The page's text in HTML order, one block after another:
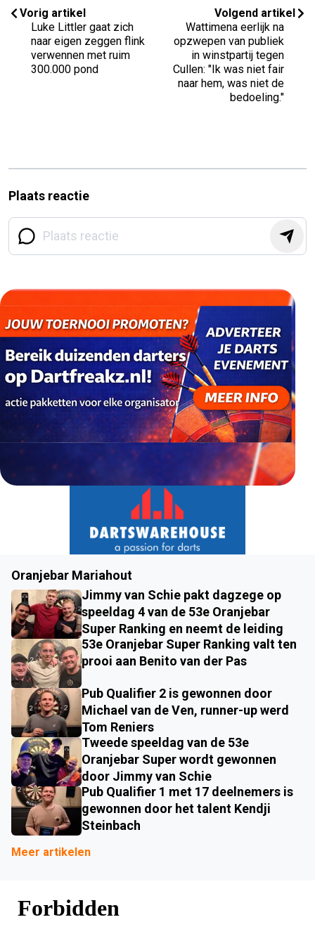
Vorig artikel
Luke Littler gaat zich
naar eigen zeggen flink
verwennen met ruim
300.000 pond
Volgend artikel
Wattimena eerlijk na
opzwepen van publiek
in winstpartij tegen
Cullen: "Ik was niet fair
naar hem, was niet de
bedoeling."
Plaats reactie
Oranjebar Mariahout
Jimmy van Schie pakt dagzege op
speeldag 4 van de 53e Oranjebar
Super Ranking en neemt de leiding
53e Oranjebar Super Ranking valt ten
prooi aan Benito van der Pas
Pub Qualifier 2 is gewonnen door
Michael van de Ven, runner-up werd
Tom Reniers
Tweede speeldag van de 53e
Oranjebar Super wordt gewonnen
door Jimmy van Schie
Pub Qualifier 1 met 17 deelnemers is
gewonnen door het talent Kendji
Steinbach
Meer artikelen